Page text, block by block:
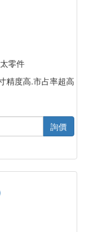
零件
精度高.市占率超高
詢價